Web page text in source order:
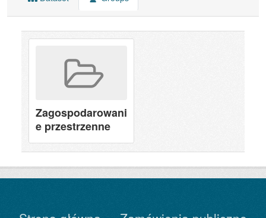
Zagospodarowani
e przestrzenne